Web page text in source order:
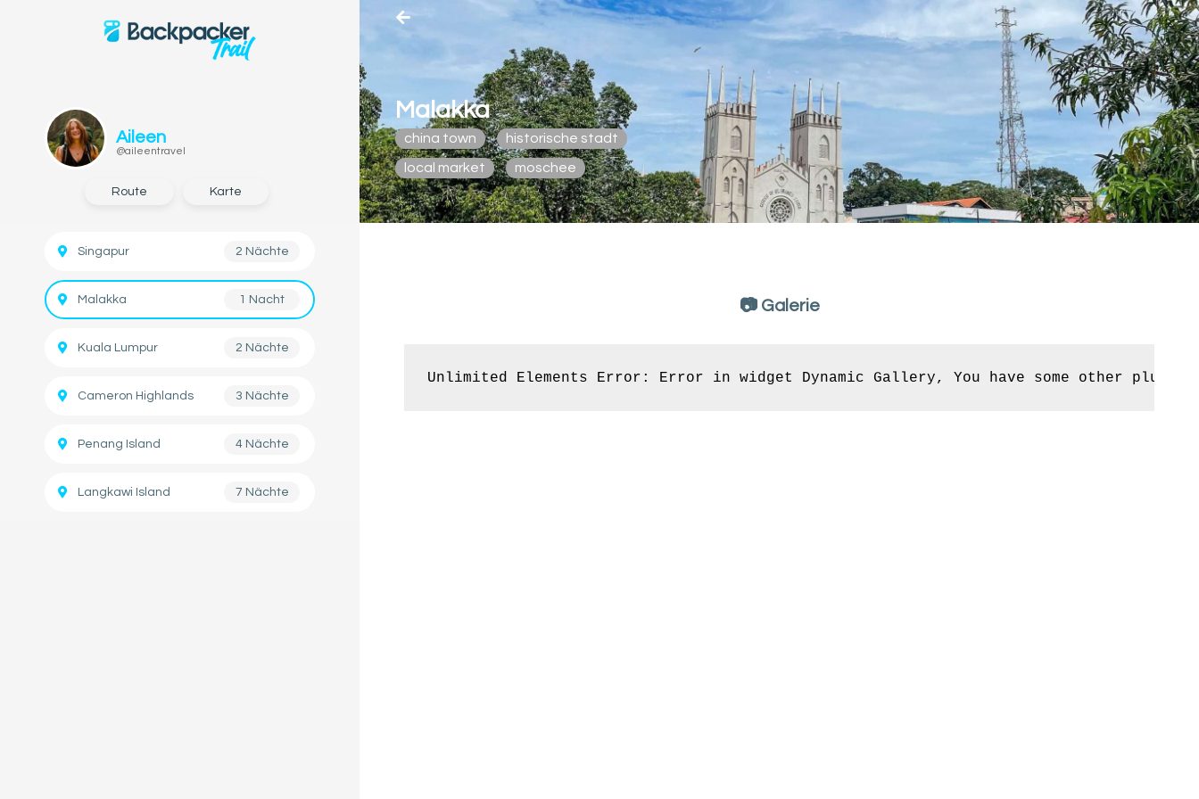
Aileen
@aileentravel
Route Karte
Singapur 2 Nächte
Malakka 1 Nacht
Kuala Lumpur 2 Nächte
Cameron Highlands 3 Nächte
Penang Island 4 Nächte
Langkawi Island 7 Nächte
Malakka
china town historische stadt
local market moschee
📷 Galerie
Unlimited Elements Error: Error in widget Dynamic Gallery, You have some other